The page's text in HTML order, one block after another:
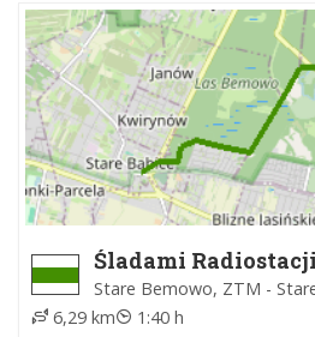
Śladami Radiostacji
Transatlantyckiej
Stare Bemowo, ZTM -
6,29 km
1:40 h